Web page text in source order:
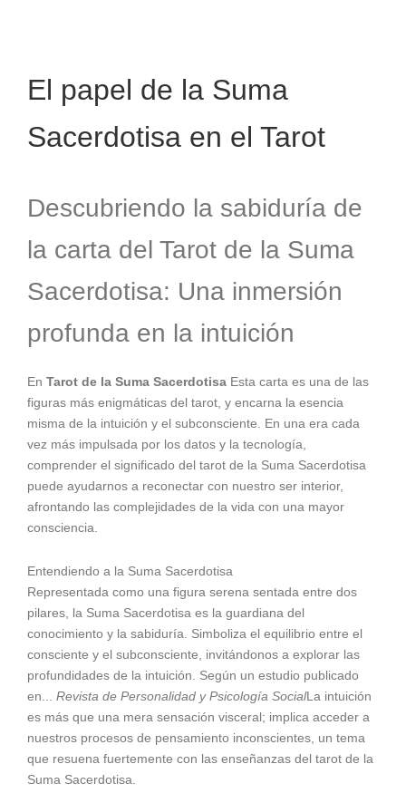
El papel de la Suma
Sacerdotisa en el Tarot
Descubriendo la sabiduría de
la carta del Tarot de la Suma
Sacerdotisa: Una inmersión
profunda en la intuición
En Tarot de la Suma Sacerdotisa Esta carta es una de las
figuras más enigmáticas del tarot, y encarna la esencia
misma de la intuición y el subconsciente. En una era cada
vez más impulsada por los datos y la tecnología,
comprender el significado del tarot de la Suma Sacerdotisa
puede ayudarnos a reconectar con nuestro ser interior,
afrontando las complejidades de la vida con una mayor
consciencia.
Entendiendo a la Suma Sacerdotisa
Representada como una figura serena sentada entre dos
pilares, la Suma Sacerdotisa es la guardiana del
conocimiento y la sabiduría. Simboliza el equilibrio entre el
consciente y el subconsciente, invitándonos a explorar las
profundidades de la intuición. Según un estudio publicado
en... Revista de Personalidad y Psicología SocialLa intuición
es más que una mera sensación visceral; implica acceder a
nuestros procesos de pensamiento inconscientes, un tema
que resuena fuertemente con las enseñanzas del tarot de la
Suma Sacerdotisa.